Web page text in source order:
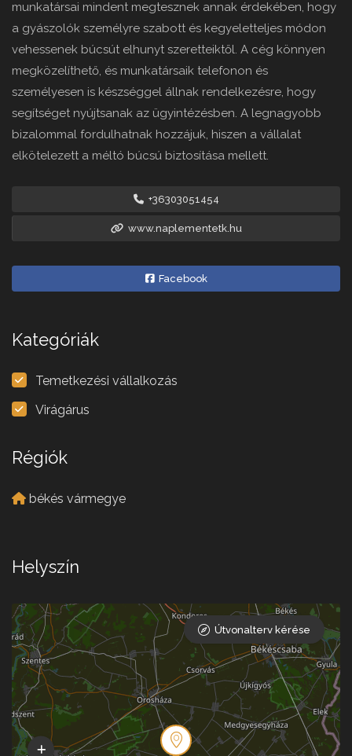
munkatársai mindent megtesznek annak érdekében, hogy
a gyászolók személyre szabott és kegyeletteljes módon
vehessenek búcsút elhunyt szeretteiktől. A cég könnyen
megközelíthető, és munkatársaik telefonon és
személyesen is készséggel állnak rendelkezésre, hogy
segítséget nyújtsanak az ügyintézésben. A legnagyobb
bizalommal fordulhatnak hozzájuk, hiszen a vállalat
elkötelezett a méltó búcsú biztosítása mellett.
+36303051454
www.naplementetk.hu
Facebook
Kategóriák
Temetkezési vállalkozás
Virágárus
Régiók
békés vármegye
Helyszín
Útvonalterv kérése